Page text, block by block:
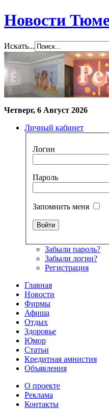
Новости
Искать...
Четверг, 6 Август 2026
Личный кабинет
Логин
Пароль
Запомнить меня
Забыли пароль?
Забыли логин?
Регистрация
Главная
Новости
Фирмы
Афиша
Отдых
Здоровье
Юмор
Статьи
Кредитная амнистия
Объявления
О проекте
Реклама
Контакты